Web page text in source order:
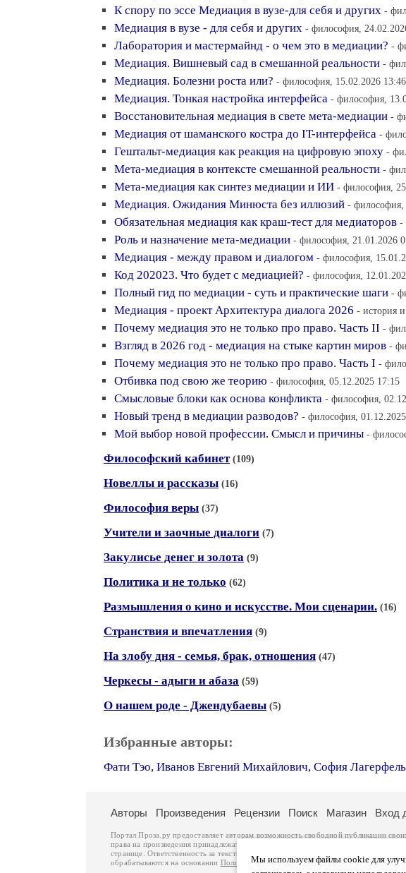
К спору по эссе Медиация в вузе-для себя и других -
Медиация в вузе - для себя и других - философия,
Лаборатория и мастермайнд - о чем это в медиации? -
Медиация. Вишневый сад в смешанной реальности -
Медиация. Болезни роста или? - философия, 15.02.2026 13:46
Медиация. Тонкая настройка интерфейса - философия,
Восстановительная медиация в свете мета-медиации -
Медиация от шаманского костра до IT-интерфейса -
Гештальт-медиация как реакция на цифровую эпоху -
Мета-медиация в контексте смешанной реальности -
Мета-медиация как синтез медиации и ИИ - философия,
Медиация. Ожидания Минюста без иллюзий - философия,
Обязательная медиация как краш-тест для медиаторов -
Роль и назначение мета-медиации - философия, 21.01.2026
Медиация - между правом и диалогом - философия,
Код 202023. Что будет с медиацией? - философия,
Полный гид по медиации - суть и практические шаги -
Медиация - проект Архитектура диалога 2026 - история
Почему медиация это не только про право. Часть II -
Взгляд в 2026 год - медиация на стыке картин миров -
Почему медиация это не только про право. Часть I -
Отбивка под свою же теорию - философия, 05.12.2025 17:15
Смысловые блоки как основа конфликта - философия,
Новый тренд в медиации разводов? - философия,
Мой выбор новой профессии. Смысл и причины -
Философский кабинет (109)
Новеллы и рассказы (16)
Философия веры (37)
Учители и заочные диалоги (7)
Закулисье денег и золота (9)
Политика и не только (62)
Размышления о кино и искусстве. Мои сценарии. (16)
Странствия и впечатления (9)
На злобу дня - семья, брак, отношения (47)
Черкесы - адыги и абаза (59)
О нашем роде - Джендубаевы (5)
Избранные авторы:
Фати Тэо, Иванов Евгений Михайлович, София
Мы используем файлы cookie для
Авторы Произведения Рецензии Поиск Магазин Вход
Портал Проза.ру предоставляет авторам возможность свободной публикации
права на произведения принадлежат авторам и охраняются
. Перепечатка
странице. Ответственность за тексты произведений авторы несут самостоятельно
обрабатываются на основании Политики обработки персональных данных. Вы